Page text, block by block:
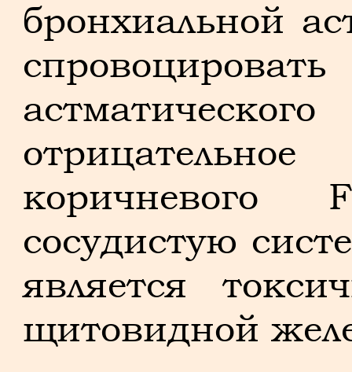
бронхиальной
сосудистую
является
щитовидной